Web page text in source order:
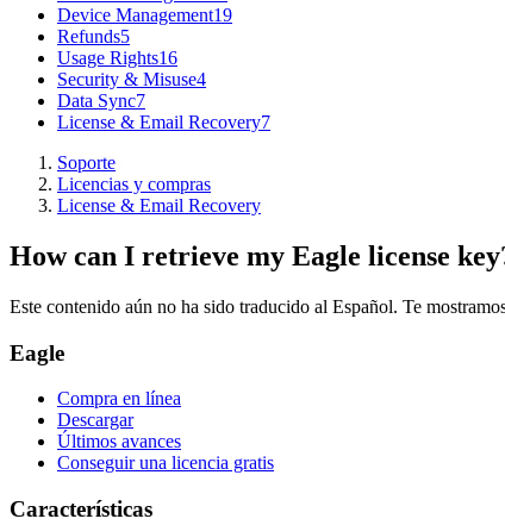
Device Management19
Refunds5
Usage Rights16
Security & Misuse4
Data Sync7
License & Email Recovery7
Soporte
Licencias y compras
License & Email Recovery
How can I retrieve my Eagle license
Este contenido aún no ha sido traducido al Español. Te
Eagle
Compra en línea
Descargar
Últimos avances
Conseguir una licencia gratis
Características